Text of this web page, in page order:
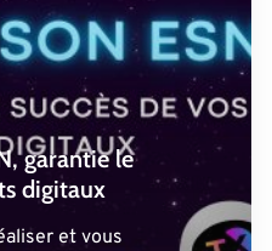
garantie le
digitaux
et vous